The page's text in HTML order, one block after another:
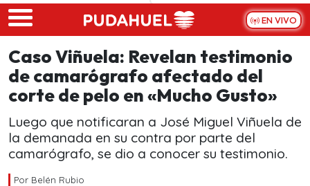
Skip to main content
EN VIVO
Caso Viñuela: Revelan testimonio
de camarógrafo afectado del
corte de pelo en «Mucho Gusto»
Luego que notificaran a José Miguel Viñuela de
la demanada en su contra por parte del
camarógrafo, se dio a conocer su testimonio.
Por Belén Rubio